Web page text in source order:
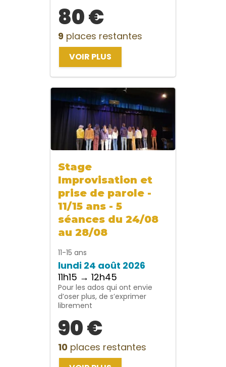
80 €
9 places restantes
VOIR PLUS
Stage
Improvisation et
prise de parole -
11/15 ans - 5
séances du 24/08
au 28/08
11-15 ans
lundi 24 août 2026
11h15 → 12h45
Pour les ados qui ont envie
d’oser plus, de s’exprimer
librement
90 €
10 places restantes